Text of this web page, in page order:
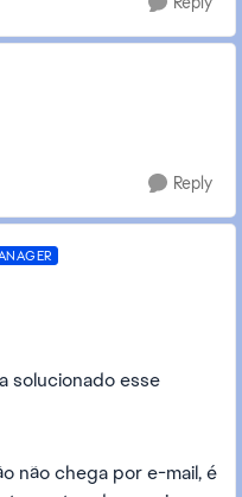
Reply
solucionado esse
não chega por e-mail, é